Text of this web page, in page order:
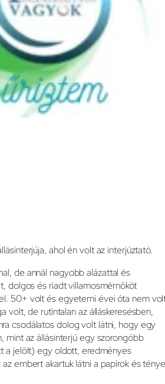
ahol én volt az interjúztató.
de annál nagyobb alázattal és
dolgos és riadt villamosmérnököt
50+ volt és egyetemi évei óta nem
volt, de rutintalan az álláskeresésben,
csodálatos dolog volt látni, hogy egy
mint az állásinterjú egy szorongóbb
a jelölt) egy oldott, eredményes
embert akartuk látni a papírok és